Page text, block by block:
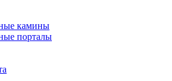
камины
порталы